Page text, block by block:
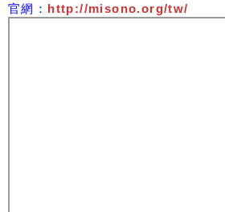
官網： http://misono.org/tw/